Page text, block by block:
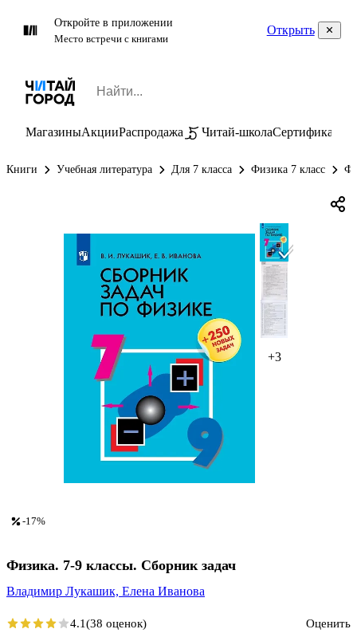
Откройте в приложении
Место встречи с книгами
Открыть
МагазиныАкцииРаспродажа Читай-школаСертификаты
Книги Учебная литература Для 7 класса Физика 7 класс
+3
-17%
Физика. 7-9 классы. Сборник задач
Владимир Лукашик, Елена Иванова
4.1(38 оценок)
Оценить